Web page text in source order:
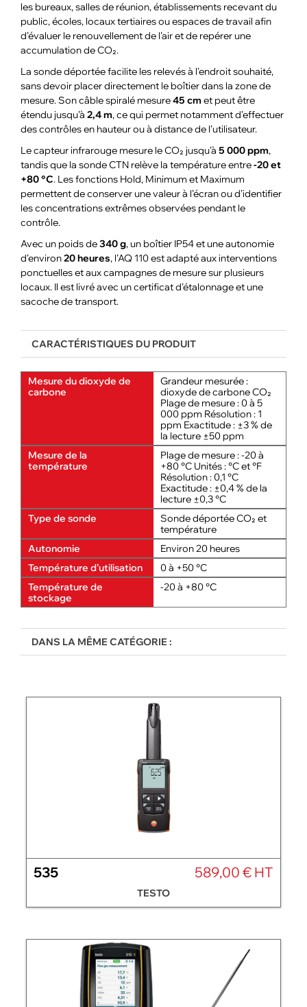
les bureaux, salles de réunion, établissements recevant du
public, écoles, locaux tertiaires ou espaces de travail afin
d’évaluer le renouvellement de l’air et de repérer une
accumulation de CO₂.
La sonde déportée facilite les relevés à l’endroit souhaité,
sans devoir placer directement le boîtier dans la zone de
mesure. Son câble spiralé mesure45 cmet peut être
étendu jusqu’à 2,4 m, ce qui permet notamment d’effectuer
des contrôles en hauteur ou à distance de l’utilisateur.
Le capteur infrarouge mesure le CO₂ jusqu’à 5 000 ppm,
tandis que la sonde CTN relève la température entre-20 et
+80 °C. Les fonctions Hold, Minimum et Maximum
permettent de conserver une valeur à l’écran ou d’identifier
les concentrations extrêmes observées pendant le
contrôle.
Avec un poids de340 g, un boîtier IP54 et une autonomie
d’environ20 heures, l’AQ 110 est adapté aux interventions
ponctuelles et aux campagnes de mesure sur plusieurs
locaux. Il est livré avec un certificat d’étalonnage et une
sacoche de transport.
CARACTÉRISTIQUES DU PRODUIT
Mesure du dioxyde de
carbone
Grandeur mesurée :
dioxyde de carbone CO₂
Plage de mesure : 0 à 5
000 ppm Résolution : 1
ppm Exactitude : ±3 % de
la lecture ±50 ppm
Mesure de la
température
Plage de mesure : -20 à
+80 °C Unités : °C et °F
Résolution : 0,1 °C
Exactitude : ±0,4 % de la
lecture ±0,3 °C
Type de sonde
Sonde déportée CO₂ et
température
Autonomie
Environ 20 heures
Température d’utilisation
0 à +50 °C
Température de
stockage
-20 à +80 °C
DANS LA MÊME CATÉGORIE :
535 589,00 € HT
TESTO